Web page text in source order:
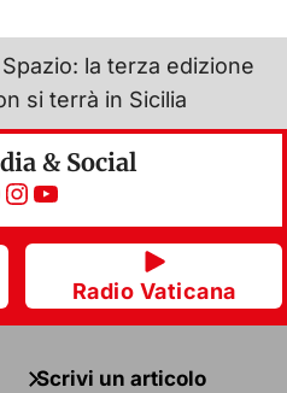
la terza edizione
si terrà in Sicilia
& Social
Instagram
YouTube
Radio Vaticana
Scrivi un articolo